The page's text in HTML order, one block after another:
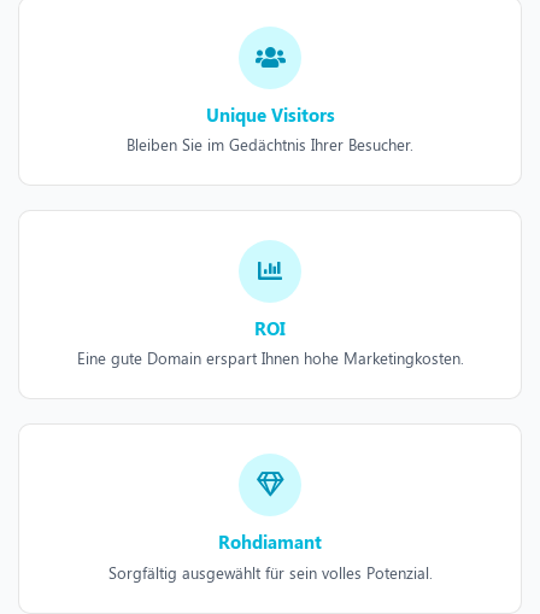
Unique Visitors
Bleiben Sie im Gedächtnis Ihrer Besucher.
ROI
Eine gute Domain erspart Ihnen hohe Marketingkosten.
Rohdiamant
Sorgfältig ausgewählt für sein volles Potenzial.